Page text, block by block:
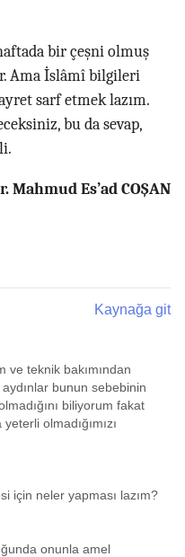
bir çeşni olmuş
Ama İslâmî bilgileri
sarf etmek lazım.
bu da sevap,
Mahmud Es’ad COŞAN
Kaynağa git
ve teknik bakımından
aydınlar bunun sebebinin
biliyorum fakat
olmadığımızı
için neler yapması lazım?
onunla amel